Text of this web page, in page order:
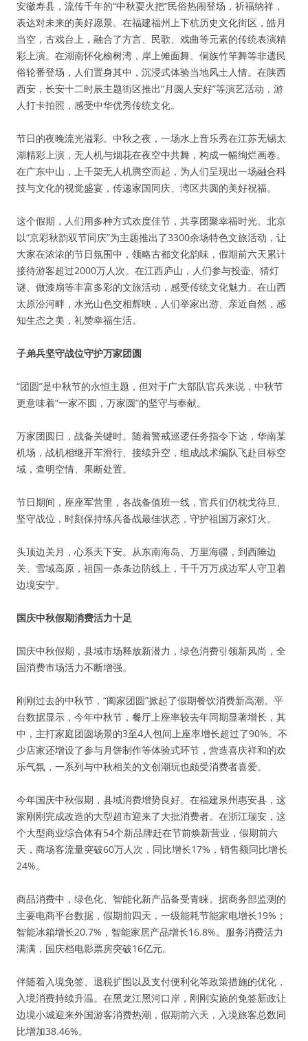
安徽寿县，流传千年的“中秋耍火把”民俗热闹登场，祈福纳祥，
表达对未来的美好愿景。在福建福州上下杭历史文化街区，皓月
当空，古戏台上，融合了方言、民歌、戏曲等元素的传统表演精
彩上演。在湖南怀化榆树湾，岸上傩面舞、侗族竹竿舞等非遗民
俗轮番登场，人们置身其中，沉浸式体验当地风土人情。在陕西
西安，长安十二时辰主题街区推出“月圆人安好”等演艺活动，游
人打卡拍照，感受中华优秀传统文化。
节日的夜晚流光溢彩。中秋之夜，一场水上音乐秀在江苏无锡太
湖精彩上演，无人机与烟花在夜空中共舞，构成一幅绚烂画卷。
在广东中山，上千架无人机腾空而起，为人们呈现出一场融合科
技与文化的视觉盛宴，传递家国同庆、湾区共圆的美好祝福。
这个假期，人们用多种方式欢度佳节，共享团聚幸福时光。北京
以“京彩秋韵双节同庆”为主题推出了3300余场特色文旅活动，让
大家在浓浓的节日氛围中，领略古都文化韵味，假期前六天累计
接待游客超过2000万人次。在江西庐山，人们参与投壶、猜灯
谜、做漆扇等丰富多彩的文旅活动，感受传统文化魅力。在山西
太原汾河畔，水光山色交相辉映，人们举家出游、亲近自然，感
知生态之美，礼赞幸福生活。
子弟兵坚守战位守护万家团圆
“团圆”是中秋节的永恒主题，但对于广大部队官兵来说，中秋节
更意味着“一家不圆，万家圆”的坚守与奉献。
万家团圆日，战备关键时。随着警戒巡逻任务指令下达，华南某
机场，战机相继开车滑行、接续升空，组成战术编队飞赴目标空
域，查明空情、果断处置。
节日期间，座座军营里，各战备值班一线，官兵们仍枕戈待旦、
坚守战位，时刻保持练兵备战最佳状态，守护祖国万家灯火。
头顶边关月，心系天下安。从东南海岛、万里海疆，到西陲边
关、雪域高原，祖国一条条边防线上，千千万万戍边军人守卫着
边境安宁。
国庆中秋假期消费活力十足
国庆中秋假期，县域市场释放新潜力，绿色消费引领新风尚，全
国消费市场活力不断增强。
刚刚过去的中秋节，“阖家团圆”掀起了假期餐饮消费新高潮。平
台数据显示，今年中秋节，餐厅上座率较去年同期显著增长，其
中，主打家庭团圆场景的3至4人包间上座率增长超过了90%。不
少店家还增设了参与月饼制作等体验式环节，营造喜庆祥和的欢
乐气氛，一系列与中秋相关的文创潮玩也颇受消费者喜爱。
今年国庆中秋假期，县域消费增势良好。在福建泉州惠安县，这
家刚刚完成改造的大型超市迎来了大批消费者。在浙江瑞安，这
个大型商业综合体有54个新品牌赶在节前焕新营业，假期前六
天，商场客流量突破60万人次，同比增长17%，销售额同比增长
24%。
商品消费中，绿色化、智能化新产品备受青睐。据商务部监测的
主要电商平台数据，假期前四天，一级能耗节能家电增长19%；
智能冰箱增长20.7%，智能家居产品增长16.8%。服务消费活力
满满，国庆档电影票房突破16亿元。
伴随着入境免签、退税扩围以及支付便利化等政策措施的优化，
入境消费持续升温。在黑龙江黑河口岸，刚刚实施的免签新政让
边境小城迎来外国游客消费热潮，假期前六天，入境旅客总数同
比增加38.46%。